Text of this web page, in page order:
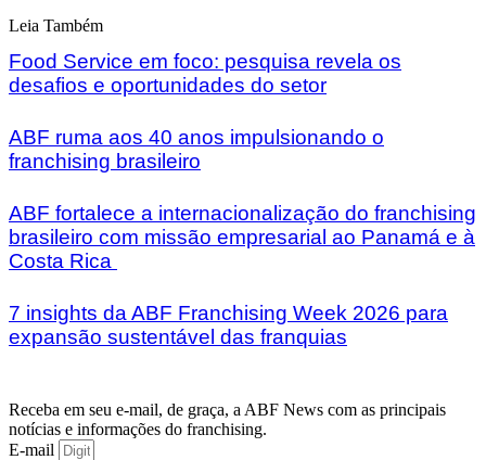
Leia Também
Food Service em foco: pesquisa revela os
desafios e oportunidades do setor
ABF ruma aos 40 anos impulsionando o
franchising brasileiro
ABF fortalece a internacionalização do franchising
brasileiro com missão empresarial ao Panamá e à
Costa Rica
7 insights da ABF Franchising Week 2026 para
expansão sustentável das franquias
Receba em seu e-mail, de graça, a ABF News com as principais
notícias e informações do franchising.
E-mail